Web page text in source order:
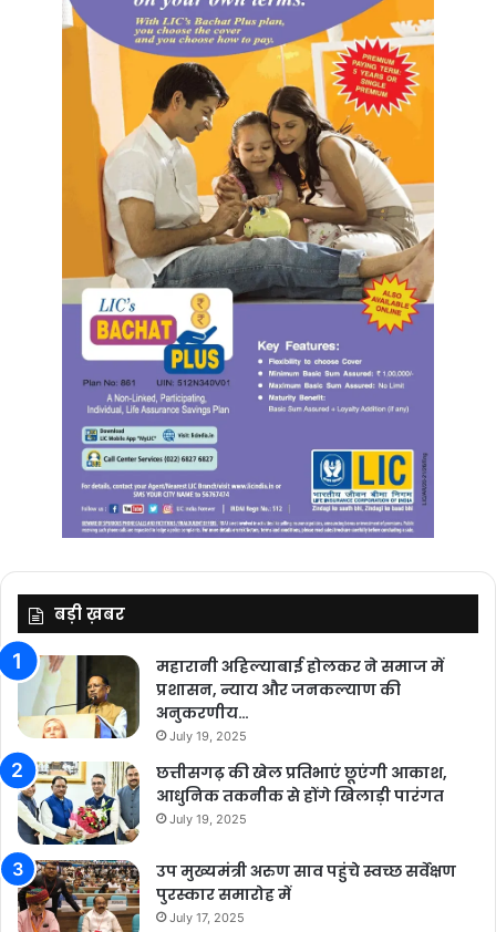
बड़ी ख़बर
महारानी अहिल्याबाई होलकर ने समाज में
प्रशासन, न्याय और जनकल्याण की
अनुकरणीय…
July 19, 2025
छत्तीसगढ़ की खेल प्रतिभाएं छूएंगी आकाश,
आधुनिक तकनीक से होंगे खिलाड़ी पारंगत
July 19, 2025
उप मुख्यमंत्री अरुण साव पहुंचे स्वच्छ सर्वेक्षण
पुरस्कार समारोह में
July 17, 2025